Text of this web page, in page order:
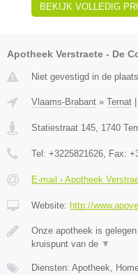
BEKIJK VOLLEDIG
Apotheek Verstraete - De
Niet gevestigd in de
Vlaams-Brabant » Ternat
Statiestraat 145, 1740
Tel: +3225821626, Fax:
E-mail › Apotheek
Website: http://
Onze apotheek is
kruispunt van de ▼
Diensten: Apotheek,